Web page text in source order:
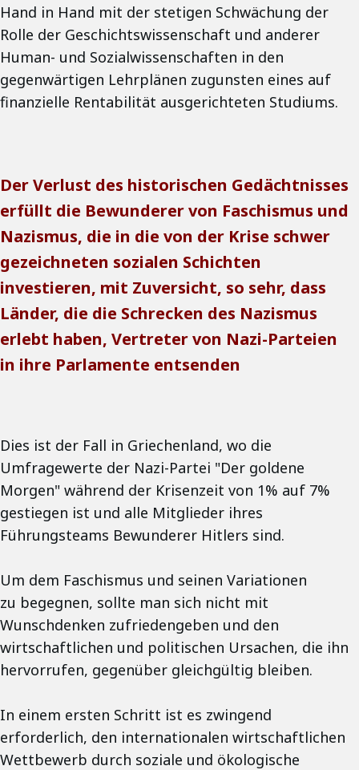
Hand in Hand mit der stetigen Schwächung der
Rolle der Geschichtswissenschaft und anderer
Human- und Sozialwissenschaften in den
gegenwärtigen Lehrplänen zugunsten eines auf
finanzielle Rentabilität ausgerichteten Studiums.
Der Verlust des historischen Gedächtnisses
erfüllt die Bewunderer von Faschismus und
Nazismus, die in die von der Krise schwer
gezeichneten sozialen Schichten
investieren, mit Zuversicht, so sehr, dass
Länder, die die Schrecken des Nazismus
erlebt haben, Vertreter von Nazi-Parteien
in ihre Parlamente entsenden
Dies ist der Fall in Griechenland, wo die
Umfragewerte der Nazi-Partei "Der goldene
Morgen" während der Krisenzeit von 1% auf 7%
gestiegen ist und alle Mitglieder ihres
Führungsteams Bewunderer Hitlers sind.
Um dem Faschismus und seinen Variationen
zu begegnen, sollte man sich nicht mit
Wunschdenken zufriedengeben und den
wirtschaftlichen und politischen Ursachen, die ihn
hervorrufen, gegenüber gleichgültig bleiben.
In einem ersten Schritt ist es zwingend
erforderlich, den internationalen wirtschaftlichen
Wettbewerb durch soziale und ökologische